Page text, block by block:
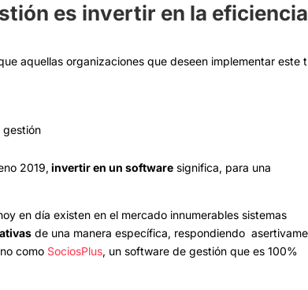
es invertir en la eficiencia
aquellas organizaciones que deseen implementar este
gestión
2019, invertir en un software significa, para una
en día existen en el mercado innumerables sistemas
de una manera específica, respondiendo
como SociosPlus, un software de gestión que es 100%